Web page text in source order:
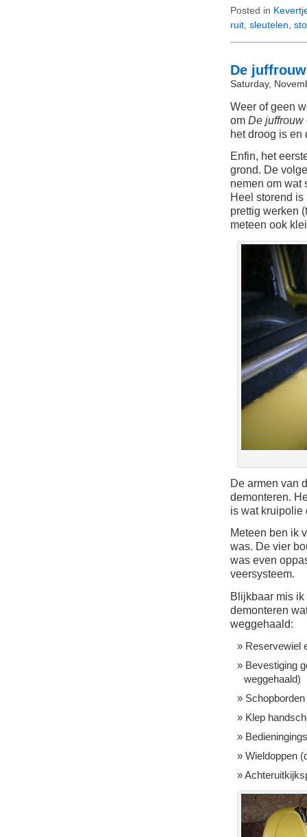
Posted in
ruit, sleutelen,
De
Saturday,
Weer of geen
om De juffrouw
het droog is
Enfin, het
grond. De
nemen om wat
Heel storend
prettig werken
meteen ook
De armen van
demonteren.
is wat kruipolie
Meteen ben ik
was. De vier
was even
veersysteem.
Blijkbaar mis
demonteren
weggehaald:
Reservewiel
Bevestiging
weggehaald)
Klep
Wieldoppen